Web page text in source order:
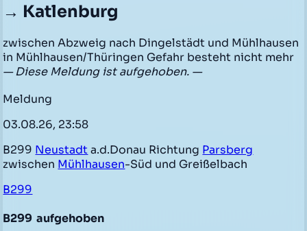
→ Katlenburg
zwischen Abzweig nach Dingelstädt und Mühlhausen
in Mühlhausen/Thüringen Gefahr besteht nicht mehr
— Diese Meldung ist aufgehoben. —
Meldung
03.08.26, 23:58
B299 Neustadta.d.Donau Richtung Parsberg
zwischen Mühlhausen-Süd und Greißelbach
B299
B299 aufgehoben